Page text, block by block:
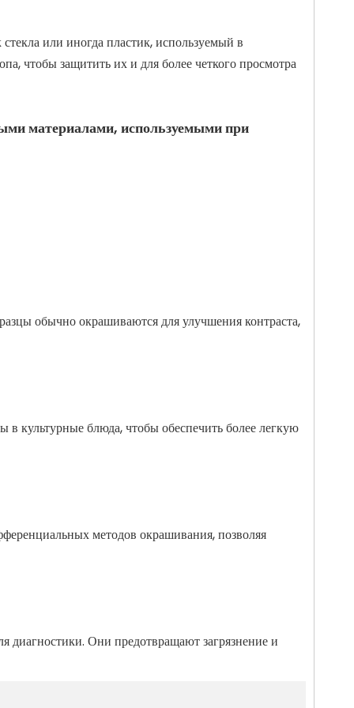
или иногда пластик, используемый в
чтобы защитить их и для более четкого просмотра
материалами, используемыми при
обычно окрашиваются для улучшения контраста,
культурные блюда, чтобы обеспечить более легкую
методов окрашивания, позволяя
диагностики. Они предотвращают загрязнение и